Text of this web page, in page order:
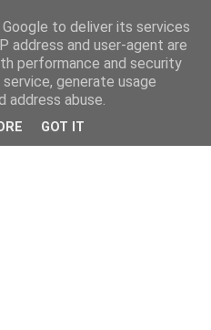
to deliver its services
address and user-agent are
performance and security
generate usage
abuse.
GOT IT